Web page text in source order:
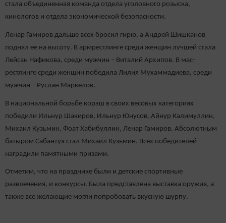
стала объединенная команда отдела уголовного розыска,
кинологов и отдела экономической безопасности.
Ленар Гамиров дальше всех бросил гирю, а Андрей Шишканов
поднял ее на высоту. В армрестлинге среди женщин лучшей стала
Лейсан Нафикова, среди мужчин – Виталий Архипов. В мас-
рестлинге среди женщин победила Лилия Мухаммадиева, среди
мужчин – Руслан Маркелов.
В национальной борьбе корэш в своих весовых категориях
победили Ильнур Шакиров, Ильнур Юнусов, Айнур Калимуллин,
Михаил Кузьмин, Фоат Хабибуллин, Ленар Гамиров. Абсолютным
батыром Сабантуя стал Михаил Кузьмин. Всех победителей
наградили памятными призами.
Отметим, что на празднике были и детские спортивные
развлечения, и конкурсы. Была представлена выставка оружия, а
также все желающие могли попробовать вкусную шурпу.